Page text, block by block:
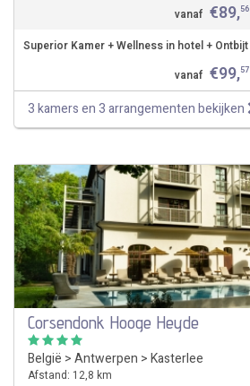
vanaf €89,56
Superior Kamer + Wellness in hotel + Ontbijt
vanaf €99,57
3 kamers en 3 arrangementen bekijken
Corsendonk Hooge Heyde
België >Antwerpen >Kasterlee
Afstand: 12,8 km